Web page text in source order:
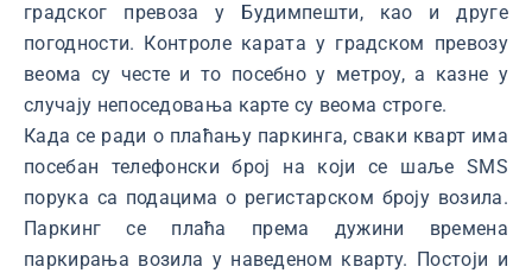
градског превоза у Будимпешти, као и друге
погодности. Контроле карата у градском превозу
веома су честе и то посебно у метроу, а казне у
случају непоседовања карте су веома строге.
Када се ради о плаћању паркинга, сваки кварт има
посебан телефонски број на који се шаље SMS
порука са подацима о регистарском броју возила.
Паркинг се плаћа према дужини времена
паркирања возила у наведеном кварту. Постоји и